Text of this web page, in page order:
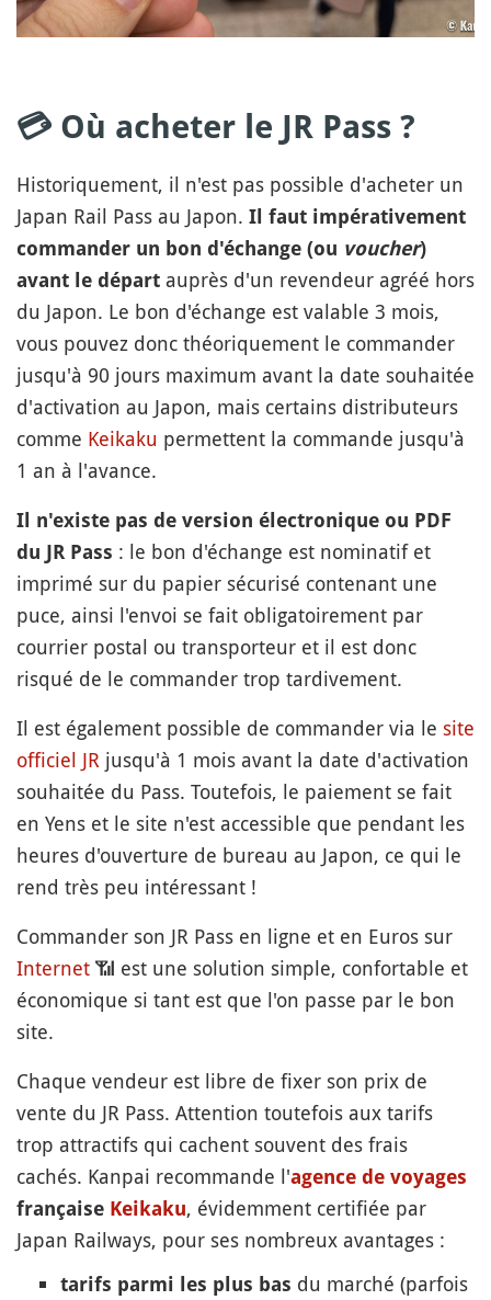
💳 Où acheter le JR Pass ?
Historiquement, il n'est pas possible d'acheter un
Japan Rail Pass au Japon. Il faut impérativement
commander un bon d'échange (ou voucher)
avant le départ auprès d'un revendeur agréé hors
du Japon. Le bon d'échange est valable 3 mois,
vous pouvez donc théoriquement le commander
jusqu'à 90 jours maximum avant la date souhaitée
d'activation au Japon, mais certains distributeurs
comme Keikaku permettent la commande jusqu'à
1 an à l'avance.
Il n'existe pas de version électronique ou PDF
du JR Pass : le bon d'échange est nominatif et
imprimé sur du papier sécurisé contenant une
puce, ainsi l'envoi se fait obligatoirement par
courrier postal ou transporteur et il est donc
risqué de le commander trop tardivement.
Il est également possible de commander via le site
officiel JR jusqu'à 1 mois avant la date d'activation
souhaitée du Pass. Toutefois, le paiement se fait
en Yens et le site n'est accessible que pendant les
heures d'ouverture de bureau au Japon, ce qui le
rend très peu intéressant !
Commander son JR Pass en ligne et en Euros sur
Internet 📶 est une solution simple, confortable et
économique si tant est que l'on passe par le bon
site.
Chaque vendeur est libre de fixer son prix de
vente du JR Pass. Attention toutefois aux tarifs
trop attractifs qui cachent souvent des frais
cachés. Kanpai recommande l'agence de voyages
française Keikaku, évidemment certifiée par
Japan Railways, pour ses nombreux avantages :
tarifs parmi les plus bas du marché (parfois